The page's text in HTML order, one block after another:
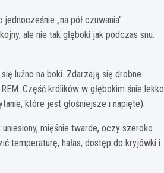
„na pół czuwania”.
ale nie tak głęboki jak podczas snu.
luźno na boki. Zdarzają się drobne
Część królików w głębokim śnie lekko
które jest głośniejsze i napięte).
mięśnie twarde, oczy szeroko
temperaturę, hałas, dostęp do kryjówki i